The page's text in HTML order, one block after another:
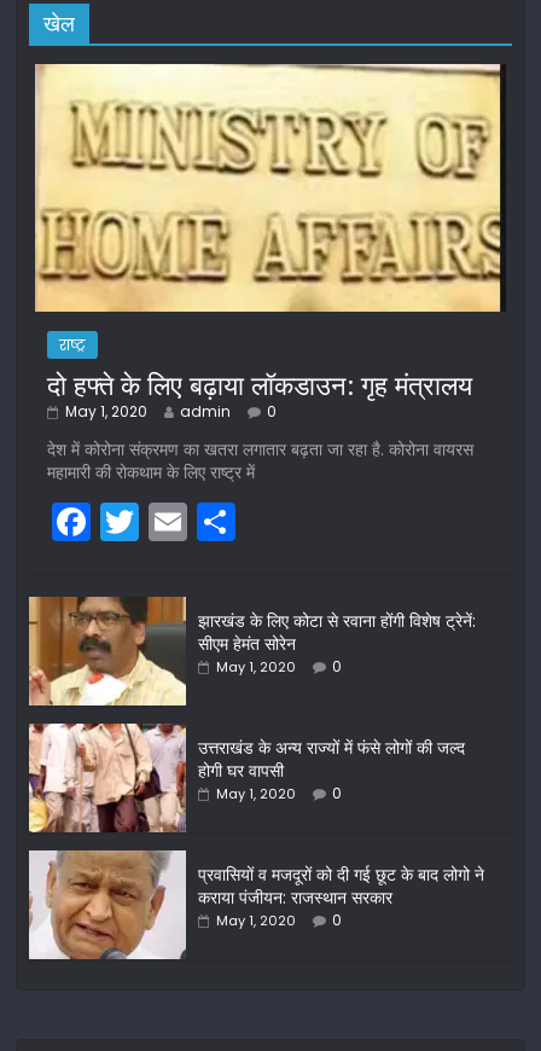
खेल
राष्ट्र
दो हफ्ते के लिए बढ़ाया लॉकडाउन: गृह मंत्रालय
May 1, 2020 admin 0
देश में कोरोना संक्रमण का खतरा लगातार बढ़ता जा रहा है. कोरोना वायरस
महामारी की रोकथाम के लिए राष्ट्र में
F
c
e
b
o
o
k
T
itt
er
E
ar
e
झारखंड के लिए कोटा से रवाना होंगी विशेष ट्रेनें:
सीएम हेमंत सोरेन
May 1, 2020 0
उत्तराखंड के अन्य राज्यों में फंसे लोगों की जल्द
होगी घर वापसी
May 1, 2020 0
प्रवासियों व मजदूरों को दी गई छूट के बाद लोगो ने
कराया पंजीयन: राजस्थान सरकार
May 1, 2020 0